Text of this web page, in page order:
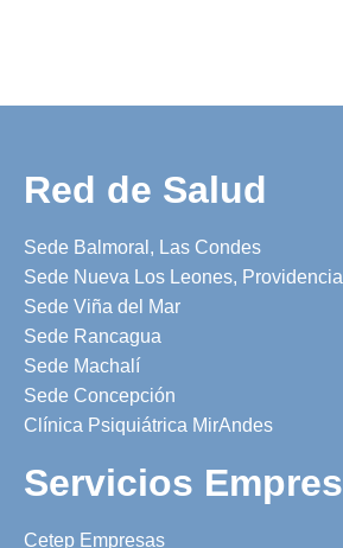
Red de Salud
Sede Balmoral, Las Condes
Sede Nueva Los Leones, Providencia
Sede Viña del Mar
Sede Rancagua
Sede Machalí
Sede Concepción
Clínica Psiquiátrica MirAndes
Servicios
Cetep Empresas